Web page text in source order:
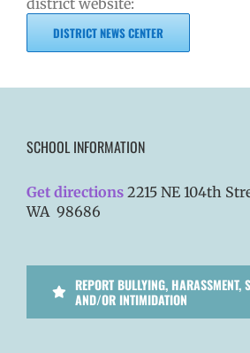
district website:
DISTRICT NEWS CENTER
SCHOOL INFORMATION
Get directions 2215 NE 104th
WA 98686
REPORT BULLYING, HARASSMENT,
AND/OR INTIMIDATION